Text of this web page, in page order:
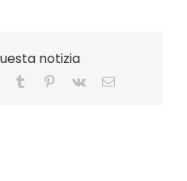
notizia
Tumblr Pinterest
Vk Email